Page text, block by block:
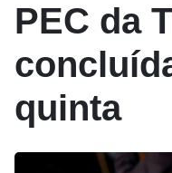
PEC da
quinta